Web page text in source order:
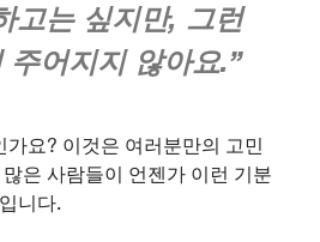
고는 싶지만, 그런
주어지지 않아요.”
가요? 이것은 여러분만의 고민
은 사람들이 언젠가 이런 기분
니다.